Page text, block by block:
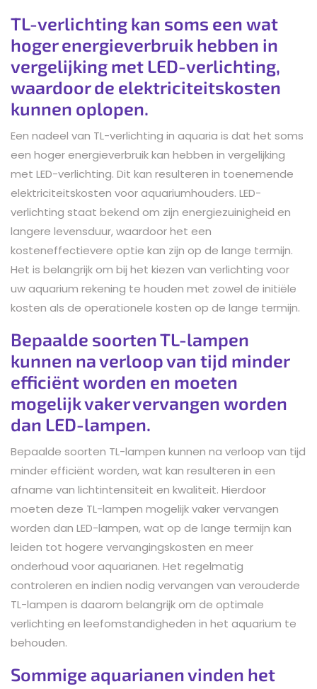
TL-verlichting kan soms een wat
hoger energieverbruik hebben in
vergelijking met LED-verlichting,
waardoor de elektriciteitskosten
kunnen oplopen.
Een nadeel van TL-verlichting in aquaria is dat het soms
een hoger energieverbruik kan hebben in vergelijking
met LED-verlichting. Dit kan resulteren in toenemende
elektriciteitskosten voor aquariumhouders. LED-
verlichting staat bekend om zijn energiezuinigheid en
langere levensduur, waardoor het een
kosteneffectievere optie kan zijn op de lange termijn.
Het is belangrijk om bij het kiezen van verlichting voor
uw aquarium rekening te houden met zowel de initiële
kosten als de operationele kosten op de lange termijn.
Bepaalde soorten TL-lampen
kunnen na verloop van tijd minder
efficiënt worden en moeten
mogelijk vaker vervangen worden
dan LED-lampen.
Bepaalde soorten TL-lampen kunnen na verloop van tijd
minder efficiënt worden, wat kan resulteren in een
afname van lichtintensiteit en kwaliteit. Hierdoor
moeten deze TL-lampen mogelijk vaker vervangen
worden dan LED-lampen, wat op de lange termijn kan
leiden tot hogere vervangingskosten en meer
onderhoud voor aquarianen. Het regelmatig
controleren en indien nodig vervangen van verouderde
TL-lampen is daarom belangrijk om de optimale
verlichting en leefomstandigheden in het aquarium te
behouden.
Sommige aquarianen vinden het